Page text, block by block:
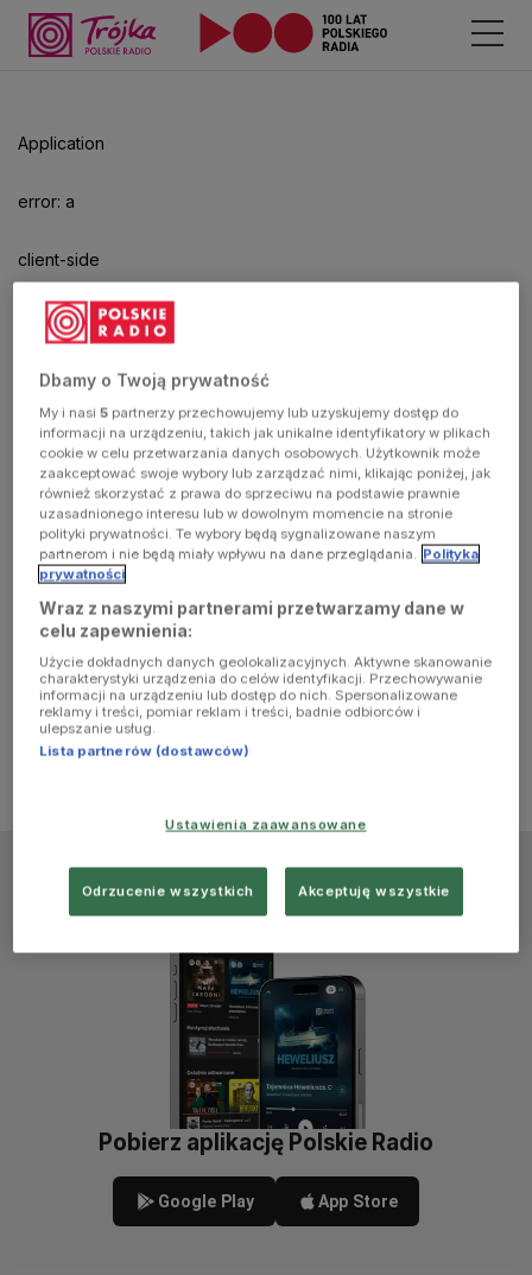
Application
error: a
client-side
exception
has
occurred
(see the
browser
console for
more
information)
Pobierz aplikację Polskie Radio
Google Play App Store
Dbamy o Twoją prywatność
My i nasi5 partnerzy przechowujemy lub uzyskujemy dostęp do
informacji na urządzeniu, takich jak unikalne identyfikatory w plikach
cookie w celu przetwarzania danych osobowych. Użytkownik może
zaakceptować swoje wybory lub zarządzać nimi, klikając poniżej, jak
również skorzystać z prawa do sprzeciwu na podstawie prawnie
uzasadnionego interesu lub w dowolnym momencie na stronie
polityki prywatności. Te wybory będą sygnalizowane naszym
partnerom i nie będą miały wpływu na dane przeglądania. Polityka
prywatności
Wraz z naszymi partnerami przetwarzamy dane w
celu zapewnienia:
Użycie dokładnych danych geolokalizacyjnych. Aktywne skanowanie
charakterystyki urządzenia do celów identyfikacji. Przechowywanie
informacji na urządzeniu lub dostęp do nich. Spersonalizowane
reklamy i treści, pomiar reklam i treści, badnie odbiorców i
ulepszanie usług.
Lista partnerów (dostawców)
Ustawienia zaawansowane
Odrzucenie wszystkich Akceptuję wszystkie